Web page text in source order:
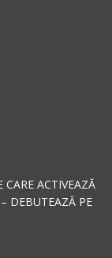
ACTIVEAZĂ
DEBUTEAZĂ PE